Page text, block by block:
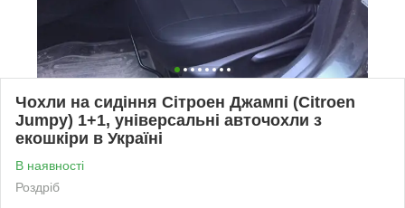
Чохли на сидіння Сітроен Джампі (Citroen
Jumpy) 1+1, універсальні авточохли з
екошкіри в Україні
В наявності
Роздріб